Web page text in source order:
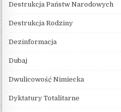
Destrukcja Państw Narodowych
Destrukcja Rodziny
Dezinformacja
Dubaj
Dwulicowość Nimiecka
Dyktatury Totalitarne